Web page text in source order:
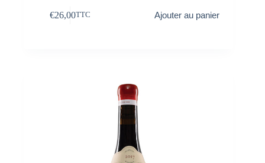
€26,00TTC Ajouter au panier